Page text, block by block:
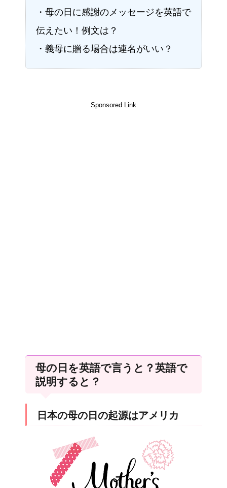
・母の日に感謝のメッセージを英語で
伝えたい！例文は？
・義母に贈る場合は連名がいい？
Sponsored Link
母の日を英語で言うと？英語で
説明すると？
日本の母の日の起源はアメリカ